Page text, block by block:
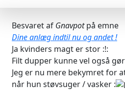
Besvaret af Gnavpotpå emne
Dine anlæg indtil nu og andet !
Ja kvinders magt er stor :!:
Filt dupper kunne vel også
Jeg er nu mere bekymret for
når hun støvsuger / vasker :